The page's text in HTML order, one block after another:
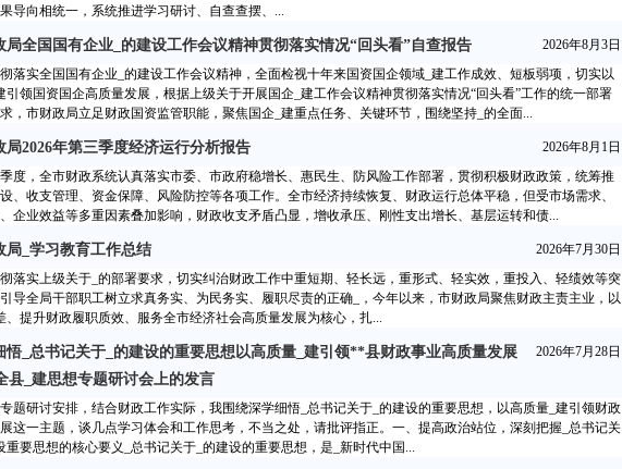
导向相统一，系统推进学习研讨、自查查摆、...
2026年8月3日
局全国国有企业_的建设工作会议精神贯彻落实情况“回头看”自查报告
落实全国国有企业_的建设工作会议精神，全面检视十年来国资国企领域_建工作成效、短板弱项，切实以
引领国资国企高质量发展，根据上级关于开展国企_建工作会议精神贯彻落实情况“回头看”工作的统一部署
，市财政局立足财政国资监管职能，聚焦国企_建重点任务、关键环节，围绕坚持_的全面...
2026年8月1日
局2026年第三季度经济运行分析报告
度，全市财政系统认真落实市委、市政府稳增长、惠民生、防风险工作部署，贯彻积极财政政策，统筹推
、收支管理、资金保障、风险防控等各项工作。全市经济持续恢复、财政运行总体平稳，但受市场需求、
企业效益等多重因素叠加影响，财政收支矛盾凸显，增收承压、刚性支出增长、基层运转和债...
2026年7月30日
局_学习教育工作总结
落实上级关于_的部署要求，切实纠治财政工作中重短期、轻长远，重形式、轻实效，重投入、轻绩效等突
导全局干部职工树立求真务实、为民务实、履职尽责的正确_，今年以来，市财政局聚焦财政主责主业，以
、提升财政履职质效、服务全市经济社会高质量发展为核心，扎...
2026年7月28日
悟_总书记关于_的建设的重要思想以高质量_建引领**县财政事业高质量发展
_建思想专题研讨会上的发言
题研讨安排，结合财政工作实际，我围绕深学细悟_总书记关于_的建设的重要思想，以高质量_建引领财政
这一主题，谈几点学习体会和工作思考，不当之处，请批评指正。一、提高政治站位，深刻把握_总书记关
重要思想的核心要义_总书记关于_的建设的重要思想，是_新时代中国...